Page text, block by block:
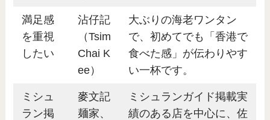
満足感
を重視
したい
沾仔記
（Tsim
Chai K
ee）
大ぶりの海老ワンタン
で、初めてでも「香港で
食べた感」が伝わりやす
い一杯です。
ミシュ
ラン掲
麥文記
麺家、
ミシュランガイド掲載実
績のある店を中心に、佐